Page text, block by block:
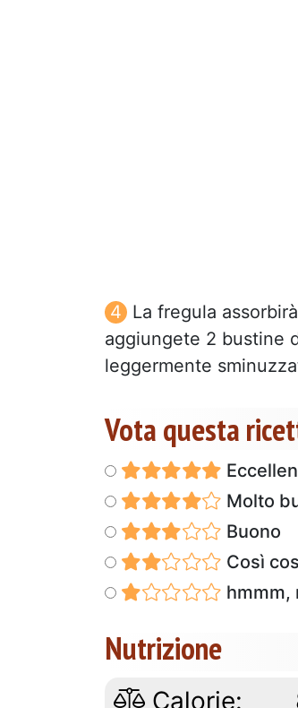
La fregula
aggiungete 2 bustine
leggermente
Vota questa
Molto
Buono
Così
hmmm,
Nutrizione
Calorie: